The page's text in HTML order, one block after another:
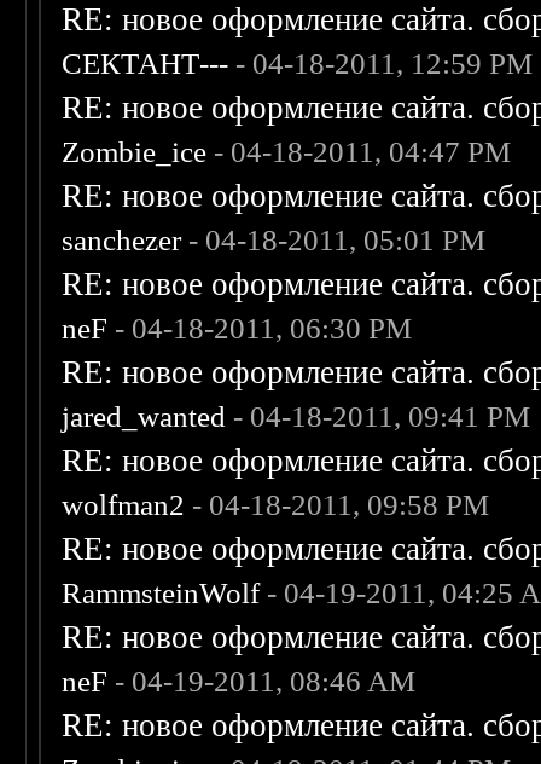
RE: новое оформление сайта.
СЕКТАНТ--- - 04-18-2011, 12:59 PM
RE: новое оформление сайта.
Zombie_ice - 04-18-2011, 04:47 PM
RE: новое оформление сайта.
sanchezer- 04-18-2011, 05:01 PM
RE: новое оформление сайта.
neF - 04-18-2011, 06:30 PM
RE: новое оформление сайта.
jared_wanted - 04-18-2011, 09:41 PM
RE: новое оформление сайта.
wolfman2 - 04-18-2011, 09:58 PM
RE: новое оформление сайта.
RammsteinWolf- 04-19-2011, 04:25
RE: новое оформление сайта.
neF - 04-19-2011, 08:46 AM
RE: новое оформление сайта.